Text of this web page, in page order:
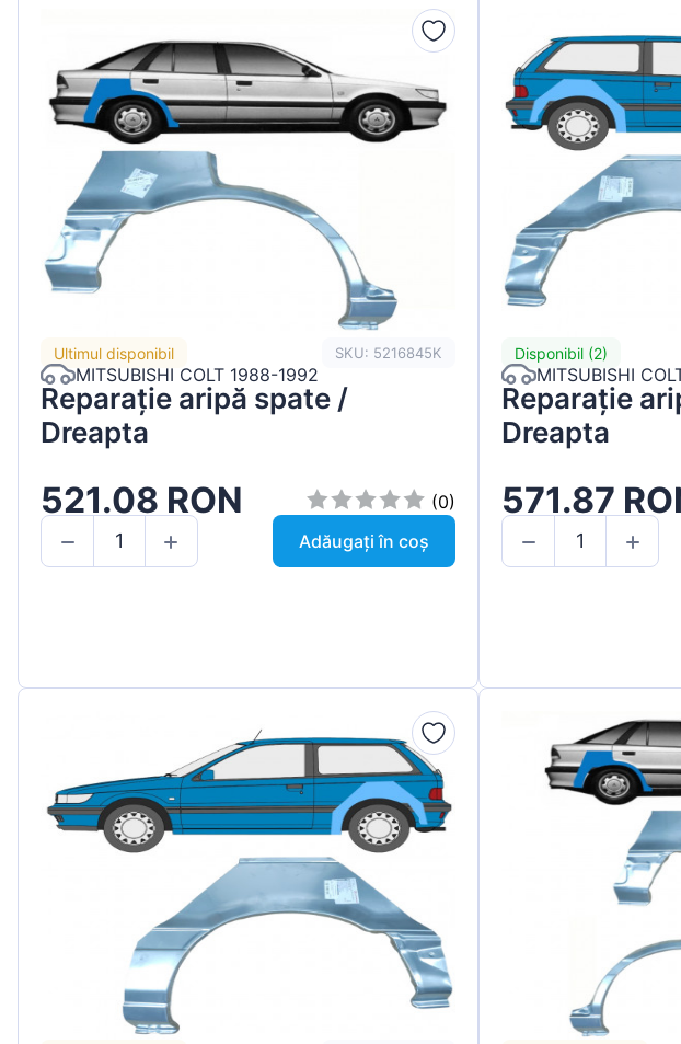
Peugeot
Seat
Toyota
Ultimul disponibil SKU: 5216845K
MITSUBISHI COLT 1988-1992
Reparație aripă spate /
Dreapta
521.08 RON
(0)
Adăugați în coș
Disponibil (2)
MITSUBISHI
Reparație
Dreapta
571.87